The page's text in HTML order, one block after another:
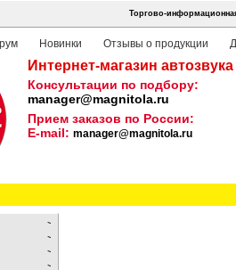
Торгово-
Новинки Отзывы о продукции
Интернет-магазин
Консультации по подбору:
manager@magnitola.ru
Прием заказов по России:
E-mail: manager@magnitola.ru